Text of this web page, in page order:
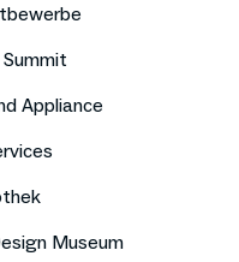
Appliance
Museum